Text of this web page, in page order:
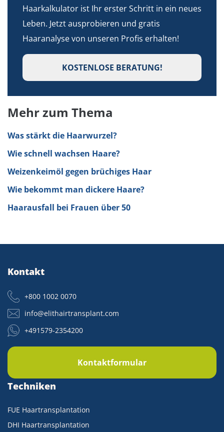
Haarkalkulator ist Ihr erster Schritt in ein neues
Leben. Jetzt ausprobieren und gratis
Haaranalyse von unseren Profis erhalten!
KOSTENLOSE BERATUNG!
Mehr zum Thema
Was stärkt die Haarwurzel?
Wie schnell wachsen Haare?
Weizenkeimöl gegen brüchiges Haar
Wie bekommt man dickere Haare?
Haarausfall bei Frauen über 50
Kontakt
+800 1002 0070
info@elithairtransplant.com
+491579-2354200
Kontaktformular
Techniken
FUE Haartransplantation
DHI Haartransplantation